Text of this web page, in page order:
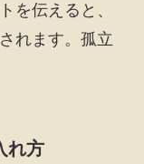
を伝えると、
れます。孤立
れ方